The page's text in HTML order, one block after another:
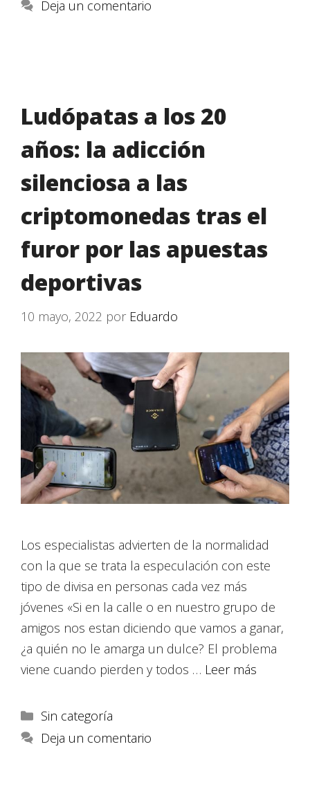
Deja un comentario
Ludópatas a los 20
años: la adicción
silenciosa a las
criptomonedas tras el
furor por las apuestas
deportivas
10 mayo, 2022 por Eduardo
Los especialistas advierten de la normalidad
con la que se trata la especulación con este
tipo de divisa en personas cada vez más
jóvenes «Si en la calle o en nuestro grupo de
amigos nos estan diciendo que vamos a ganar,
¿a quién no le amarga un dulce? El problema
viene cuando pierden y todos … Leer más
Sin categoría
Deja un comentario